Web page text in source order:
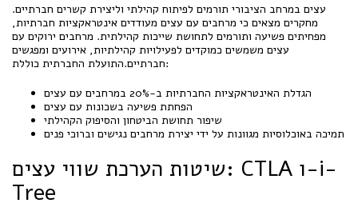
עצים במרחב הציבורי תורמים לפיתוח קהילתי וליצירת קשרים חברתיים.
מחקרים מצאים כי מרחבים עם עצים מעודדים אינטראקציות חברתיות,
מפחיתים פשיעה ותורמים לתחושת שייכות קהילתית. מרחבים ירוקים עם
עצים משמשים כמוקדים לפעילויות קהילתיות, אירועים ומפגשים
חברתיים.התועלת החברתית כוללת:
הגדלת האינטראקציות החברתיות ב-20% במרחבים עם עצים
הפחתת פשיעה בשכונות עם עצים
שיפור תחושת הביטחון והסיפוק הקהילתי
תמיכה באוכלוסיות מגוונות על ידי יצירת מרחבים נגישים וברוכי פנים
שיטות הערכת שווי עצים: CTLA ו-i-
Tree